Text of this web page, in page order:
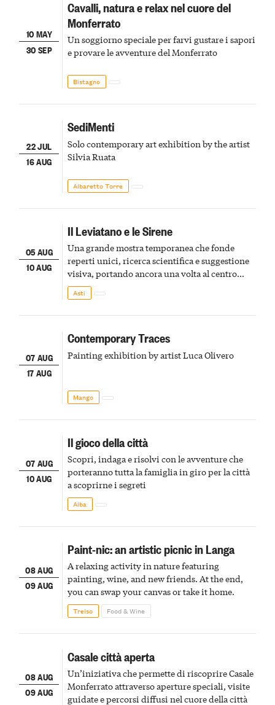
10 MAY
30 SEP
Cavalli, natura e relax nel cuore del
Monferrato
Un soggiorno speciale per farvi gustare i sapori
e provare le avventure del Monferrato
Bistagno
22 JUL
16 AUG
SediMenti
Solo contemporary art exhibition by the artist
Silvia Ruata
Albaretto Torre
05 AUG
10 AUG
Il Leviatano e le Sirene
Una grande mostra temporanea che fonde
reperti unici, ricerca scientifica e suggestione
visiva, portando ancora una volta al centro
della scena le meraviglie del passato astigiano
Asti
07 AUG
17 AUG
Contemporary Traces
Painting exhibition by artist Luca Olivero
Mango
07 AUG
10 AUG
Il gioco della città
Scopri, indaga e risolvi con le avventure che
porteranno tutta la famiglia in giro per la città
a scoprirne i segreti
Alba
08 AUG
09 AUG
Paint-nic: an artistic picnic in Langa
A relaxing activity in nature featuring
painting, wine, and new friends. At the end,
you can swap your canvas or take it home.
Treiso Food & Wine
08 AUG
09 AUG
Casale città aperta
Un’iniziativa che permette di riscoprire Casale
Monferrato attraverso aperture speciali, visite
guidate e percorsi diffusi nel cuore della città